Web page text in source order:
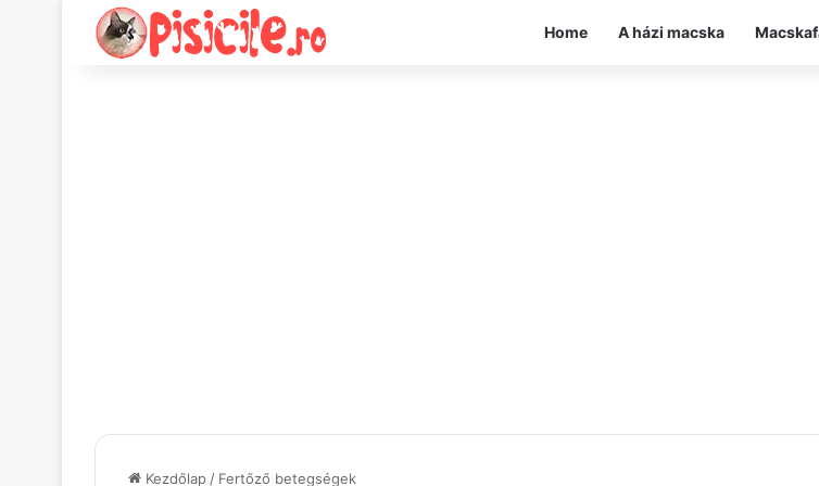
Home A házi macska
Kezdőlap / Fertőző betegségek